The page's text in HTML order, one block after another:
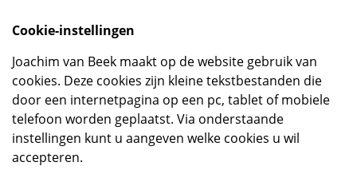
Cookie-instellingen
Joachim van Beek maakt op de website gebruik van
cookies. Deze cookies zijn kleine tekstbestanden die
door een internetpagina op een pc, tablet of mobiele
telefoon worden geplaatst. Via onderstaande
instellingen kunt u aangeven welke cookies u wil
accepteren.